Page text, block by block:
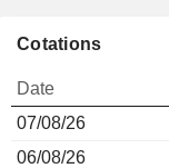
Cotations
Date
07/08/26
06/08/26